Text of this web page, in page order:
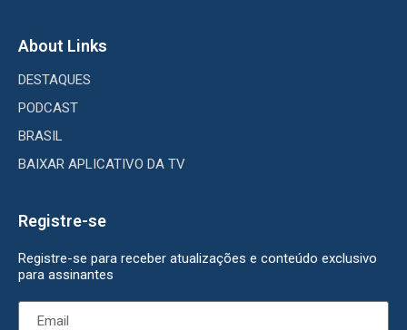
About Links
DESTAQUES
PODCAST
BRASIL
BAIXAR APLICATIVO DA TV
Registre-se
Registre-se para receber atualizações e conteúdo exclusivo
para assinantes